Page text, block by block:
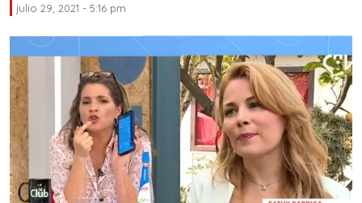
julio 29, 2021 - 5:16 pm